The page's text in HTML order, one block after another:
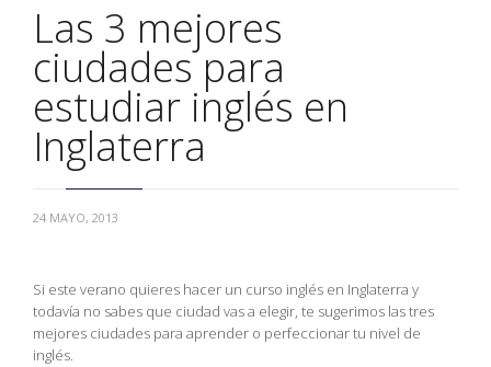
Las 3 mejores
ciudades para
estudiar inglés en
Inglaterra
24 MAYO, 2013
Si este verano quieres hacer un curso inglés en Inglaterra y
todavía no sabes que ciudad vas a elegir, te sugerimos las tres
mejores ciudades para aprender o perfeccionar tu nivel de
inglés.